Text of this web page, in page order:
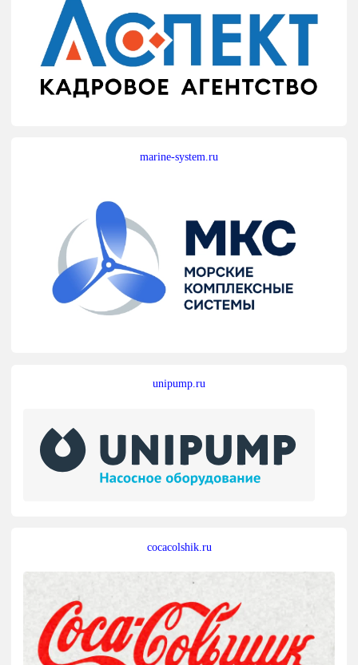
marine-system.ru
unipump.ru
cocacolshik.ru